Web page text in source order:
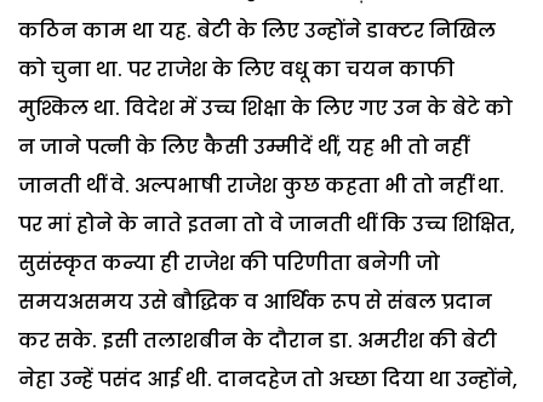
कठिन काम था यह. बेटी के लिए उन्होंने डाक्टर निखिल
को चुना था. पर राजेश के लिए वधू का चयन काफी
मुश्किल था. विदेश में उच्च शिक्षा के लिए गए उन के बेटे को
न जाने पत्नी के लिए कैसी उम्मीदें थीं, यह भी तो नहीं
जानती थीं वे. अल्पभाषी राजेश कुछ कहता भी तो नहीं था.
पर मां होने के नाते इतना तो वे जानती थीं कि उच्च शिक्षित,
सुसंस्कृत कन्या ही राजेश की परिणीता बनेगी जो
समयअसमय उसे बौद्धिक व आर्थिक रूप से संबल प्रदान
कर सके. इसी तलाशबीन के दौरान डा. अमरीश की बेटी
नेहा उन्हें पसंद आई थी. दानदहेज तो अच्छा दिया था उन्होंने,